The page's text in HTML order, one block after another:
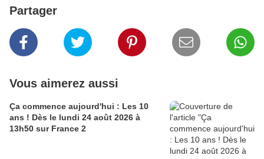
Partager
Vous aimerez aussi
Ça commence aujourd'hui : Les 10
ans ! Dès le lundi 24 août 2026 à
13h50 sur France 2